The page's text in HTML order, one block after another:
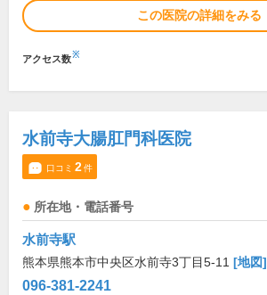
この医院の詳細をみる
アクセス数※
水前寺大腸肛門科医院
口コミ 2件
所在地・電話番号
水前寺駅
熊本県熊本市中央区水前寺3丁目5-11 [地図]
096-381-2241